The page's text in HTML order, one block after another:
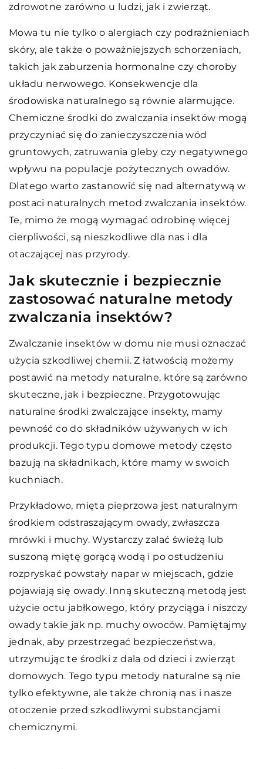
zdrowotne zarówno u ludzi, jak i zwierząt.
Mowa tu nie tylko o alergiach czy podrażnieniach
skóry, ale także o poważniejszych schorzeniach,
takich jak zaburzenia hormonalne czy choroby
układu nerwowego. Konsekwencje dla
środowiska naturalnego są równie alarmujące.
Chemiczne środki do zwalczania insektów mogą
przyczyniać się do zanieczyszczenia wód
gruntowych, zatruwania gleby czy negatywnego
wpływu na populacje pożytecznych owadów.
Dlatego warto zastanowić się nad alternatywą w
postaci naturalnych metod zwalczania insektów.
Te, mimo że mogą wymagać odrobinę więcej
cierpliwości, są nieszkodliwe dla nas i dla
otaczającej nas przyrody.
Jak skutecznie i bezpiecznie
zastosować naturalne metody
zwalczania insektów?
Zwalczanie insektów w domu nie musi oznaczać
użycia szkodliwej chemii. Z łatwością możemy
postawić na metody naturalne, które są zarówno
skuteczne, jak i bezpieczne. Przygotowując
naturalne środki zwalczające insekty, mamy
pewność co do składników używanych w ich
produkcji. Tego typu domowe metody często
bazują na składnikach, które mamy w swoich
kuchniach.
Przykładowo, mięta pieprzowa jest naturalnym
środkiem odstraszającym owady, zwłaszcza
mrówki i muchy. Wystarczy zalać świeżą lub
suszoną miętę gorącą wodą i po ostudzeniu
rozpryskać powstały napar w miejscach, gdzie
pojawiają się owady. Inną skuteczną metodą jest
użycie octu jabłkowego, który przyciąga i niszczy
owady takie jak np. muchy owoców. Pamiętajmy
jednak, aby przestrzegać bezpieczeństwa,
utrzymując te środki z dala od dzieci i zwierząt
domowych. Tego typu metody naturalne są nie
tylko efektywne, ale także chronią nas i nasze
otoczenie przed szkodliwymi substancjami
chemicznymi.